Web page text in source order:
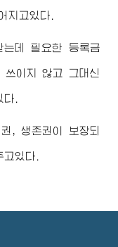
지고있다.
데 필요한 등록금
이지 않고 그대신
.
, 생존권이 보장되
있다.